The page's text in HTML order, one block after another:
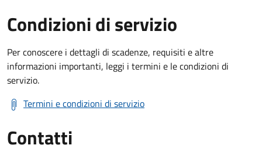
Condizioni di servizio
Per conoscere i dettagli di scadenze, requisiti e altre
informazioni importanti, leggi i termini e le condizioni di
servizio.
Termini e condizioni di servizio
Contatti